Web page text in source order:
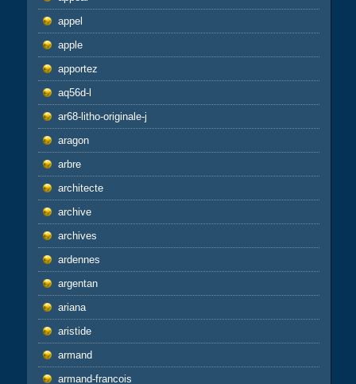
appel
apple
apportez
aq56d-l
ar68-litho-originale-j
aragon
arbre
architecte
archive
archives
ardennes
argentan
ariana
aristide
armand
armand-francois